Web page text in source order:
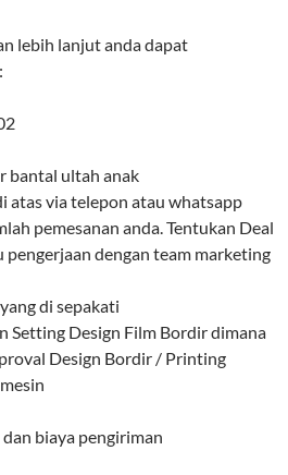
lebih lanjut anda dapat
bantal ultah anak
atas via telepon atau whatsapp
pemesanan anda. Tentukan Deal
pengerjaan dengan team marketing
di sepakati
Setting Design Film Bordir dimana
Design Bordir / Printing
biaya pengiriman